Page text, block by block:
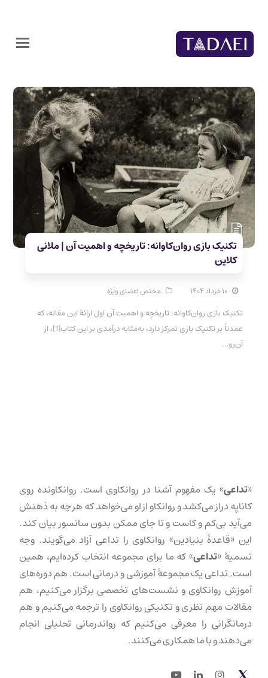
تکنیک بازی روان‌کاوانه: تاریخچه و اهمیت آن | ملانی
کلاین
۱۰ خرداد ۱۴۰۴ مختص اعضای ویژه
تکنیک بازی روان‌کاوانه: تاریخچه و اهمیت آن اول ارائهٔ این مقاله، که
عمدتاً بر تکنیک بازی تمرکز دارد، به‌مثابه درآمدی بر این کتاب[1]، از
آن‌رو…
«تداعی» یک مفهوم آشنا در روانکاوی است. روانکاونده روی
کاناپه دراز می‌کشد و روانکاو از او می‌خواهد که هر چه به ذهنش
می‌آید بی‌کم و کاست و تا جای ممکن بدون سانسور بیان کند.
این «قاعدهٔ بنیادین» روانکاوی را تداعی آزاد می‌گویند. وجه
تسمیهٔ «تداعی» که ما برای مجموعه انتخاب کرده‌ایم، همین
است. تداعی یک مجموعهٔ آموزشی و درمانی است. هم دوره‌های
آموزش روانکاوی و نشست‌های تخصصی برگزار می‌کنیم، هم
مقالات مهم نظری و تکنیکی روانکاوی را ترجمه می‌کنیم و هم
درمانگرانی را معرفی می‌کنیم که رواندرمانی تحلیلی انجام
می‌دهند و با ما همکاری می‌کنند.